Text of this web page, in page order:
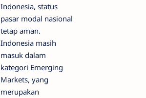
Indonesia, status
pasar modal nasional
tetap aman.
Indonesia masih
masuk dalam
kategori Emerging
Markets, yang
merupakan